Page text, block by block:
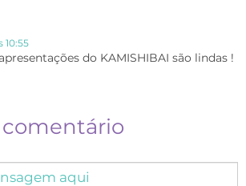
10:55
do KAMISHIBAI são lindas !